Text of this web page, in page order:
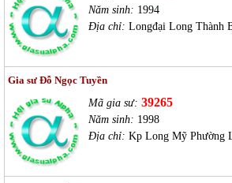
Năm sinh: 1994
Địa chỉ: Longđại Long Thành
Gia sư Đỗ Ngọc Tuyền
Mã gia sư: 39265
Năm sinh: 1998
Địa chỉ: Kp Long Mỹ Phường